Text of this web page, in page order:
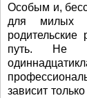
Особым и,
для милых
путь. Не
зависит